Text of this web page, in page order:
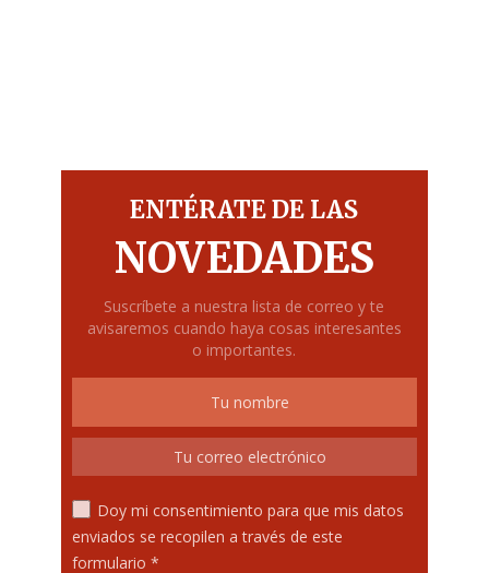
ENTÉRATE DE LAS
NOVEDADES
Suscríbete a nuestra lista de correo y te
avisaremos cuando haya cosas interesantes
o importantes.
Doy mi consentimiento para que mis datos
enviados se recopilen a través de este
formulario *